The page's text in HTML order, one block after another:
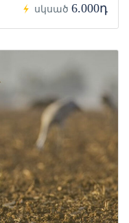
սկսած 6.000դ